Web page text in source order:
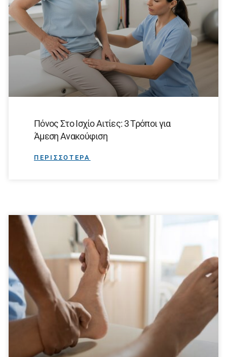
Πόνος Στο Ισχίο Αιτίες: 3 Τρόποι για
Άμεση Ανακούφιση
ΠΕΡΙΣΣΟΤΕΡΑ